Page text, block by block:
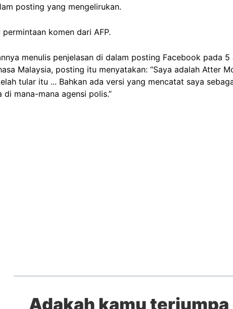
posting yang mengelirukan.
komen dari AFP.
menulis penjelasan di dalam posting Facebook pada
Malaysia, posting itu menyatakan: “Saya adalah Atter
tular itu ... Bahkan ada versi yang mencatat saya
mana-mana agensi polis.”
Adakah kamu terjumpa